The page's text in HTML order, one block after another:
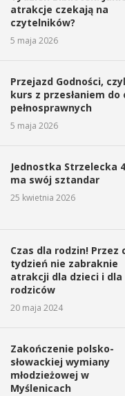
atrakcje czekają na
czytelników?
5 maja 2026
Przejazd Godności,
kurs z przesłaniem do
pełnosprawnych
5 maja 2026
Jednostka Strzelecka
ma swój sztandar
25 kwietnia 2026
Czas dla rodzin! Przez
tydzień nie zabraknie
atrakcji dla dzieci i dla
rodziców
20 maja 2024
Zakończenie polsko-
słowackiej wymiany
młodzieżowej w
Myślenicach